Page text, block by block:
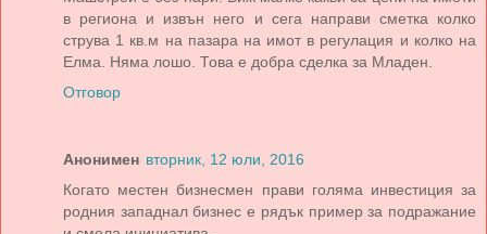
в региона и извън него и сега направи сметка колко
струва 1 кв.м на пазара на имот в регулация и колко на
Елма. Няма лошо. Това е добра сделка за Младен.
Отговор
Анонимен вторник, 12 юли, 2016
Когато местен бизнесмен прави голяма инвестиция за
родния западнал бизнес е рядък пример за подражание